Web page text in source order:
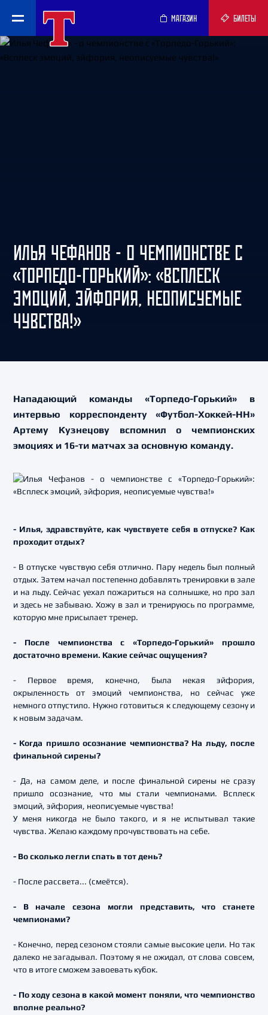
МАГАЗИН БИЛЕТЫ
ИЛЬЯ ЧЕФАНОВ - О ЧЕМПИОНСТВЕ С
«ТОРПЕДО-ГОРЬКИЙ»: «ВСПЛЕСК
ЭМОЦИЙ, ЭЙФОРИЯ, НЕОПИСУЕМЫЕ
ЧУВСТВА!»
Нападающий команды «Торпедо-Горький» в
интервью корреспонденту «Футбол-Хоккей-НН»
Артему Кузнецову вспомнил о чемпионских
эмоциях и 16-ти матчах за основную команду.
- Илья, здравствуйте, как чувствуете себя в отпуске? Как
проходит отдых?
- В отпуске чувствую себя отлично. Пару недель был полный
отдых. Затем начал постепенно добавлять тренировки в зале
и на льду. Сейчас уехал пожариться на солнышке, но про зал
и здесь не забываю. Хожу в зал и тренируюсь по программе,
которую мне присылает тренер.
- После чемпионства с «Торпедо-Горький» прошло
достаточно времени. Какие сейчас ощущения?
- Первое время, конечно, была некая эйфория,
окрыленность от эмоций чемпионства, но сейчас уже
немного отпустило. Нужно готовиться к следующему сезону и
к новым задачам.
- Когда пришло осознание чемпионства? На льду, после
финальной сирены?
- Да, на самом деле, и после финальной сирены не сразу
пришло осознание, что мы стали чемпионами. Всплеск
эмоций, эйфория, неописуемые чувства!
У меня никогда не было такого, и я не испытывал такие
чувства. Желаю каждому прочувствовать на себе.
- Во сколько легли спать в тот день?
- После рассвета... (смеётся).
- В начале сезона могли представить, что станете
чемпионами?
- Конечно, перед сезоном стояли самые высокие цели. Но так
далеко не загадывал. Поэтому я не ожидал, от слова совсем,
что в итоге сможем завоевать кубок.
- По ходу сезона в какой момент поняли, что чемпионство
вполне реально?